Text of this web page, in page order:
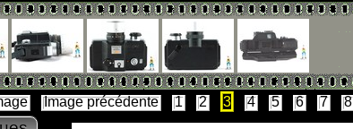
Image précédente 1 2 3 4 5 6 7 8